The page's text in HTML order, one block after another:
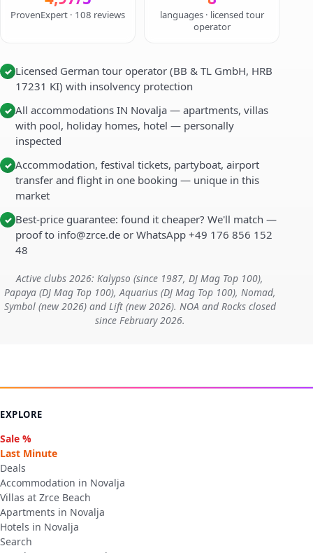
ProvenExpert · 108 reviews
languages · licensed tour
operator
✓ Licensed German tour operator (BB & TL GmbH, HRB
17231 KI) with insolvency protection
✓ All accommodations IN Novalja — apartments, villas
with pool, holiday homes, hotel — personally
inspected
✓ Accommodation, festival tickets, partyboat, airport
transfer and flight in one booking — unique in this
market
✓ Best-price guarantee: found it cheaper? We'll match —
proof to info@zrce.de or WhatsApp +49 176 856 152
48
Active clubs 2026: Kalypso (since 1987, DJ Mag Top 100),
Papaya (DJ Mag Top 100), Aquarius (DJ Mag Top 100), Nomad,
Symbol (new 2026) and Lift (new 2026). NOA and Rocks closed
since February 2026.
EXPLORE
Sale %
Last Minute
Deals
Accommodation in Novalja
Villas at Zrce Beach
Apartments in Novalja
Hotels in Novalja
Search